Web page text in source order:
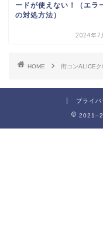
ードが使えない！（エラ
の対処方法）
2024年7
HOME 街コンALICEク
プライ